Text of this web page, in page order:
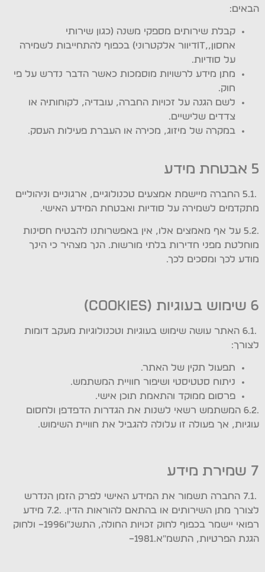
הבאים:
קבלת שירותים מספקי משנה (כגון שירותי
אחסון,,ITדיוור אלקטרוני) בכפוף להתחייבות לשמירה
על סודיות.
מתן מידע לרשויות מוסמכות כאשר הדבר נדרש על פי
חוק.
לשם הגנה על זכויות החברה, עובדיה, לקוחותיה או
צדדים שלישיים.
במקרה של מיזוג, מכירה או העברת פעילות העסק.
5 אבטחת מידע
.5.1 החברה מיישמת אמצעים טכנולוגיים, ארגוניים וניהוליים
מתקדמים לשמירה על סודיות ואבטחת המידע האישי.
.5.2 על אף מאמצים אלו, אין באפשרותנו להבטיח חסינות
מוחלטת מפני חדירות בלתי מורשות. הנך מצהיר כי הינך
מודע לכך ומסכים לכך.
6 שימוש בעוגיות (Cookies)
.6.1 האתר עושה שימוש בעוגיות וטכנולוגיות מעקב דומות
לצורך:
תפעול תקין של האתר.
ניתוח סטטיסטי ושיפור חוויית המשתמש.
פרסום ממוקד והתאמת תוכן אישי.
.6.2 המשתמש רשאי לשנות את הגדרות הדפדפן ולחסום
עוגיות, אך פעולה זו עלולה להגביל את חוויית השימוש.
7 שמירת מידע
.7.1 החברה תשמור את המידע האישי לפרק הזמן הנדרש
לצורך מתן השירותים או בהתאם להוראות הדין. .7.2 מידע
רפואי יישמר בכפוף לחוק זכויות החולה, התשנ"ו1996– ולחוק
הגנת הפרטיות, התשמ"א.1981–